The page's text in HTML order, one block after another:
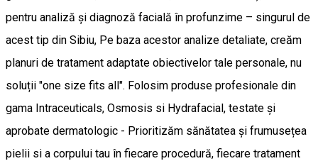
pentru analiză și diagnoză facială în profunzime – singurul de
acest tip din Sibiu, Pe baza acestor analize detaliate, creăm
planuri de tratament adaptate obiectivelor tale personale, nu
soluții "one size fits all". Folosim produse profesionale din
gama Intraceuticals, Osmosis si Hydrafacial, testate și
aprobate dermatologic - Prioritizăm sănătatea și frumusețea
pielii si a corpului tau în fiecare procedură, fiecare tratament